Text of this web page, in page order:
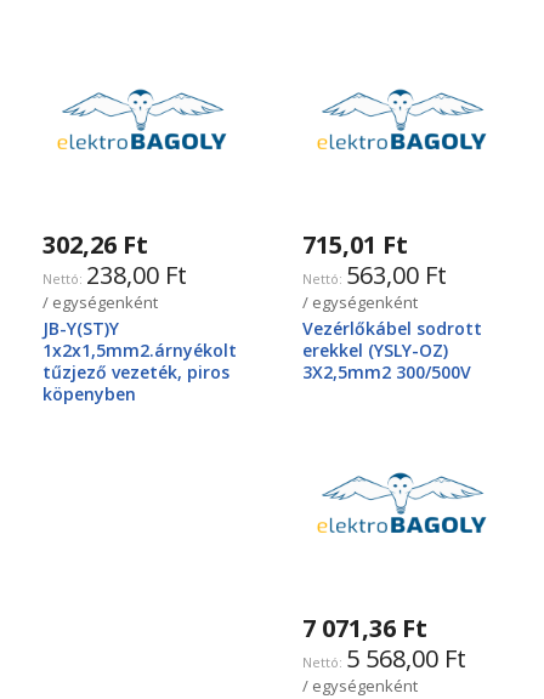
302,26 Ft
238,00 Ft
/ egységenként
JB-Y(ST)Y
1x2x1,5mm2.árnyékolt
tűzjező vezeték, piros
köpenyben
715,01 Ft
563,00 Ft
/ egységenként
Vezérlőkábel sodrott
erekkel (YSLY-OZ)
3X2,5mm2 300/500V
7 071,36 Ft
5 568,00 Ft
/ egységenként